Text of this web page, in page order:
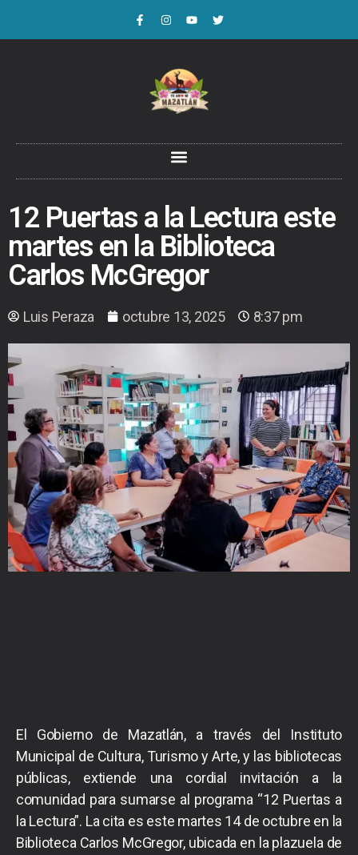
12 Puertas a la Lectura este
martes en la Biblioteca
Carlos McGregor
Luis Peraza octubre 13, 2025 8:37 pm
El Gobierno de Mazatlán, a través del Instituto
Municipal de Cultura, Turismo y Arte, y las bibliotecas
públicas, extiende una cordial invitación a la
comunidad para sumarse al programa “12 Puertas a
la Lectura”. La cita es este martes 14 de octubre en la
Biblioteca Carlos McGregor, ubicada en la plazuela de